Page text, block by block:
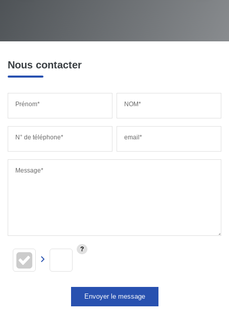
Nous contacter
Prénom* NOM*
N° de téléphone* email*
Message*
Envoyer le message